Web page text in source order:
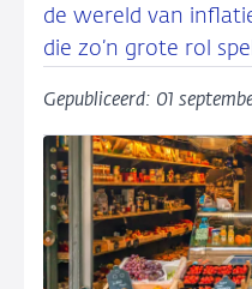
de wereld van
die zo’n grote rol
Gepubliceerd: 01